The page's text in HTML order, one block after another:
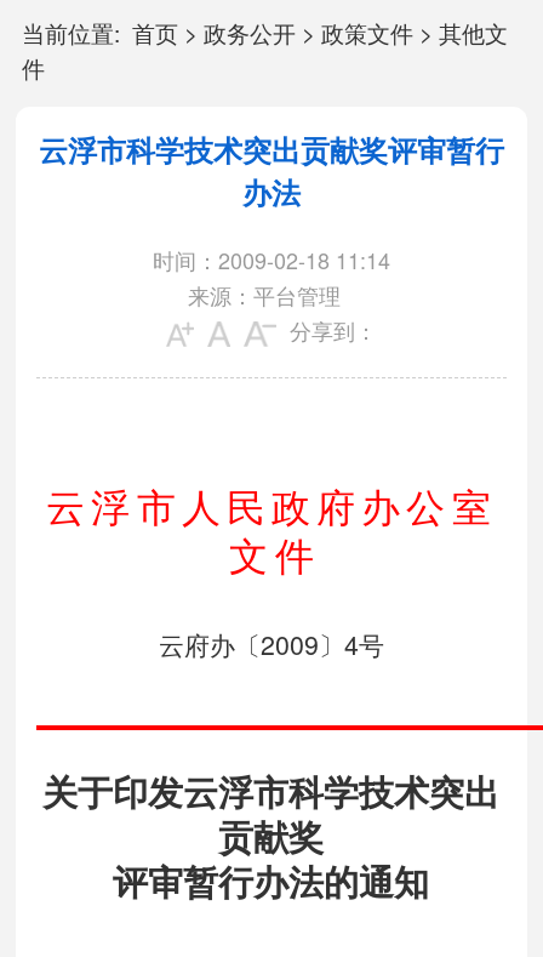
当前位置: 首页> 政务公开> 政策文件> 其他文
件
云浮市科学技术突出贡献奖评审暂行
办法
时间：2009-02-18 11:14
来源：平台管理
分享到：
云浮市人民政府办公室
文 件
云府办〔2009〕 4号
关于印发云浮市科学技术突出
贡献奖
评审暂行办法的通知